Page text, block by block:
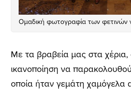
Ομαδική φωτογραφία των φετινών
Με τα βραβεία μας στα χέρια,
ικανοποίηση να
οποία ήταν γεμάτη